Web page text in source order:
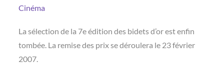
Cinéma
La sélection de la 7e édition des bidets d’or est enfin
tombée. La remise des prix se déroulera le 23 février
2007.